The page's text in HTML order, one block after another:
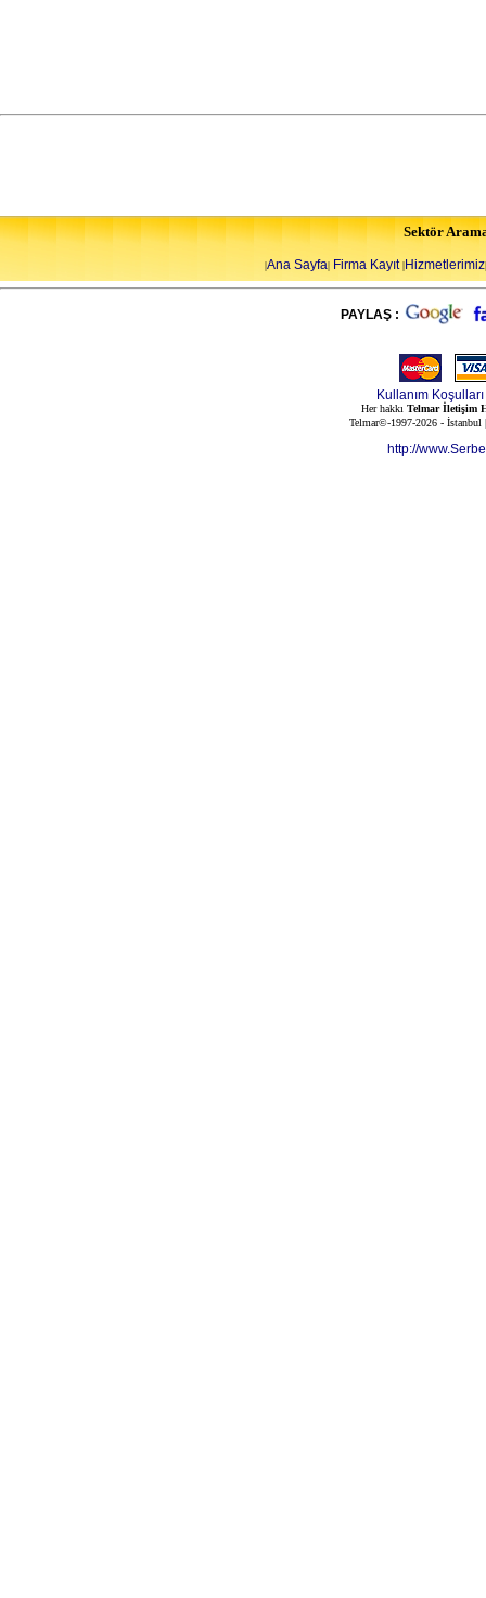
Sektör
|Ana Sayfa| Firma Kayıt|Hizmetlerimiz|
PAYLAŞ :
Kullanım Koşulları
Her hakkı Telmar İletişim
Telmar©-1997-2026 -
http://